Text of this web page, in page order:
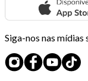
Siga-nos nas mídias